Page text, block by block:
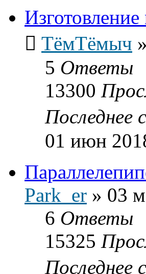
ТёмТёмыч »
5 Ответы
13300
Последнее
01 июн
Park_er » 03
6 Ответы
15325
Последнее